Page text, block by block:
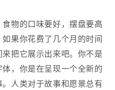
物的口味要好，摆盘要高
果你花费了几个月的时间
把它展示出来吧。你不是
，你是在呈现一个全新的
人类对于故事和愿景总有